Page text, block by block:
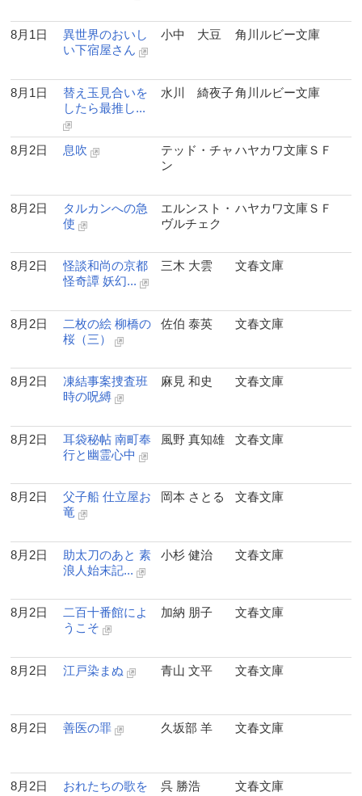
8月1日
異世界のおいし
い下宿屋さん
小中 大豆 角川ルビー文庫
8月1日
替え玉見合いを
したら最推し...
水川 綺夜子角川ルビー文庫
8月2日 息吹
テッド・チャ
ン
ハヤカワ文庫ＳＦ
8月2日
タルカンへの急
使
エルンスト・
ヴルチェク
ハヤカワ文庫ＳＦ
8月2日
怪談和尚の京都
怪奇譚 妖幻...
三木 大雲 文春文庫
8月2日
二枚の絵 柳橋の
桜（三）
佐伯 泰英 文春文庫
8月2日
凍結事案捜査班
時の呪縛
麻見 和史 文春文庫
8月2日
耳袋秘帖 南町奉
行と幽霊心中
風野 真知雄 文春文庫
8月2日
父子船 仕立屋お
竜
岡本 さとる 文春文庫
8月2日
助太刀のあと 素
浪人始末記...
小杉 健治 文春文庫
8月2日
二百十番館によ
うこそ
加納 朋子 文春文庫
8月2日 江戸染まぬ 青山 文平 文春文庫
8月2日 善医の罪 久坂部 羊 文春文庫
8月2日
おれたちの歌を
呉 勝浩 文春文庫